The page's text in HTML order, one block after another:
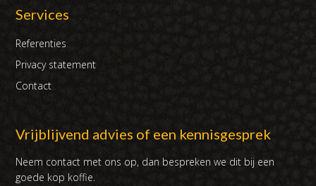
Services
Referenties
Privacy statement
Contact
Vrijblijvend advies of een kennisgesprek
Neem contact met ons op, dan bespreken we dit bij een
goede kop koffie.